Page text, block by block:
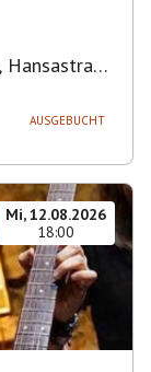
, Hansastraße
AUSGEBUCHT
Mi, 12.08.2026
18:00